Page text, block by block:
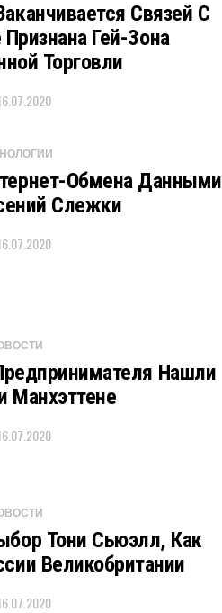
Связей С
Гей-Зона
Торговли
Обмена Данными
Слежки
Нашли
Манхэттене
Тони Сьюэлл, Как
Великобритании